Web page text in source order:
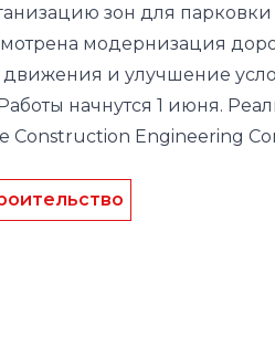
зон для
модернизация
и улучшение
начнутся 1 июня.
Construction Engineering